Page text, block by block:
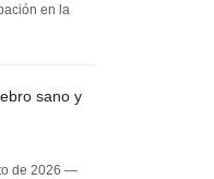
en la
sano y
de 2026 —